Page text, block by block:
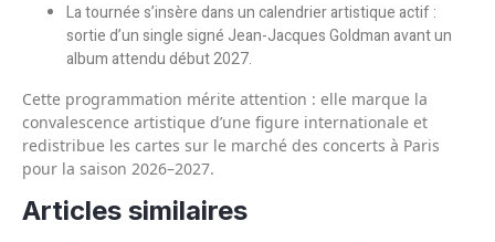
La tournée s’insère dans un calendrier artistique actif :
sortie d’un single signé Jean-Jacques Goldman avant un
album attendu début 2027.
Cette programmation mérite attention : elle marque la
convalescence artistique d’une figure internationale et
redistribue les cartes sur le marché des concerts à Paris
pour la saison 2026–2027.
Articles similaires